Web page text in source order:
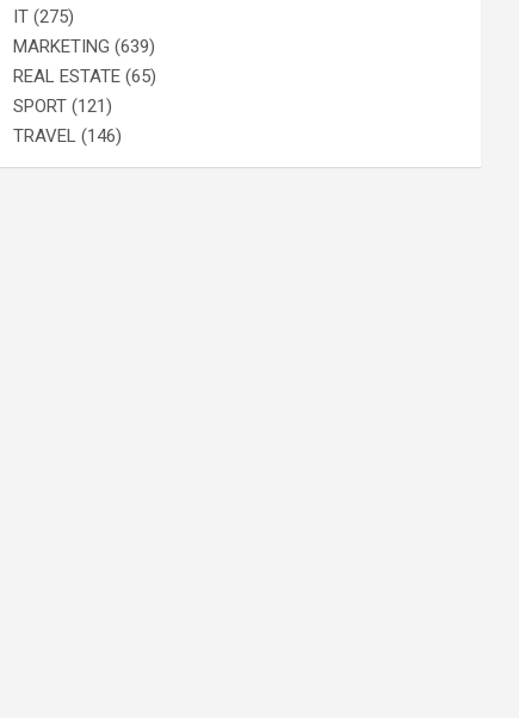
IT (275)
MARKETING (639)
REAL ESTATE (65)
SPORT (121)
TRAVEL (146)